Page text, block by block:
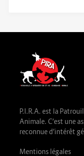
P.I.R.A. est la
Animale. C’est une
reconnue d’intérêt
Mentions légales